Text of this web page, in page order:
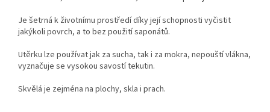
Je šetrná k životnímu prostředí díky její schopnosti vyčistit
jakýkoli povrch, a to bez použití saponátů.
Utěrku lze používat jak za sucha, tak i za mokra, nepouští vlákna,
vyznačuje se vysokou savostí tekutin.
Skvělá je zejména na plochy, skla i prach.